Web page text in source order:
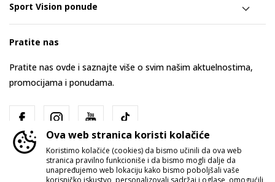
Sport Vision ponude
Pratite nas
Pratite nas ovde i saznajte više o svim našim aktuelnostima,
promocijama i ponudama.
Ova web stranica koristi kolačiće
Koristimo kolačiće (cookies) da bismo učinili da ova web
stranica pravilno funkcioniše i da bismo mogli dalje da
unapređujemo web lokaciju kako bismo poboljšali vaše
korisničko iskustvo, personalizovali sadržaj i oglase, omogućili